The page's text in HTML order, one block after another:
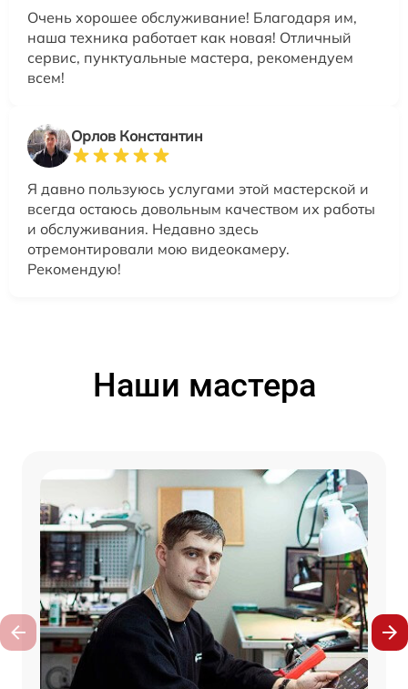
Очень хорошее обслуживание! Благодаря им,
наша техника работает как новая! Отличный
сервис, пунктуальные мастера, рекомендуем
всем!
Орлов Константин
Я давно пользуюсь услугами этой мастерской и
всегда остаюсь довольным качеством их работы
и обслуживания. Недавно здесь
отремонтировали мою видеокамеру.
Рекомендую!
Наши мастера